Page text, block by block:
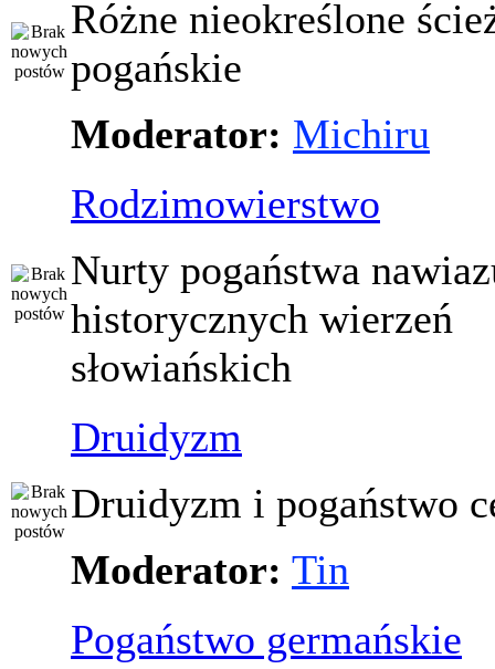
Różne nieokreślone
pogańskie
Moderator: Michiru
Rodzimowierstwo
Nurty pogaństwa
historycznych wierzeń
słowiańskich
Druidyzm
Druidyzm i pogaństwo
Moderator: Tin
Pogaństwo germańskie